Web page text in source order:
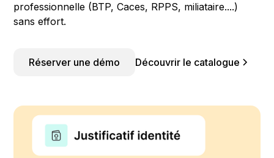
professionnelle (BTP, Caces, RPPS, miliataire....)
sans effort.
Réserver une démo Découvrir le catalogue